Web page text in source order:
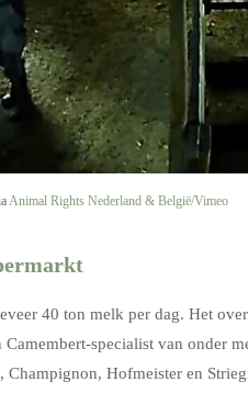
Animal Rights Nederland & België/Vimeo
40 ton melk per dag. Het
Camembert-specialist van onder
Hofmeister en